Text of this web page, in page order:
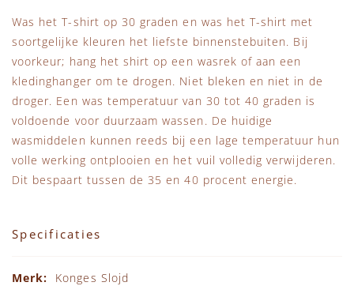
Was het T-shirt op 30 graden en was het T-shirt met
soortgelijke kleuren het liefste binnenstebuiten. Bij
voorkeur; hang het shirt op een wasrek of aan een
kledinghanger om te drogen. Niet bleken en niet in de
droger. Een was temperatuur van 30 tot 40 graden is
voldoende voor duurzaam wassen. De huidige
wasmiddelen kunnen reeds bij een lage temperatuur hun
volle werking ontplooien en het vuil volledig verwijderen.
Dit bespaart tussen de 35 en 40 procent energie.
Specificaties
Konges Slojd